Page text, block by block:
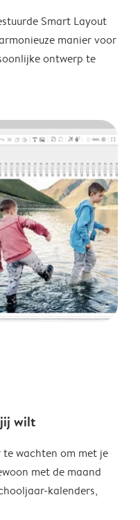
Smart Layout
manier voor
ontwerp te
wilt
wachten om met je
met de maand
kalenders,